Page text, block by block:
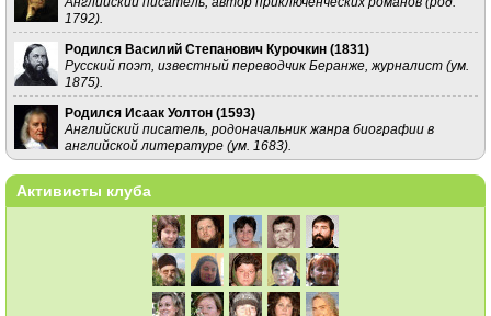
1792).
Родился Василий Степанович Курочкин (1831)
Русский поэт, известный переводчик Беранже, журналист (ум.
1875).
Родился Исаак Уолтон (1593)
Английский писатель, родоначальник жанра биографии в
английской литературе (ум. 1683).
Активисты клуба